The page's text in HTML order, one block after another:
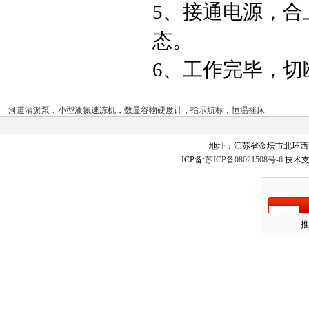
5、接通电源，
态。
6、工作完毕，
河道清淤泵 ， 小型液氮速冻机 ， 数显谷物硬度计 ， 指示航标 ，恒温摇床
地址：江苏省金坛市北环
ICP备:苏ICP备08021508号-6 技术